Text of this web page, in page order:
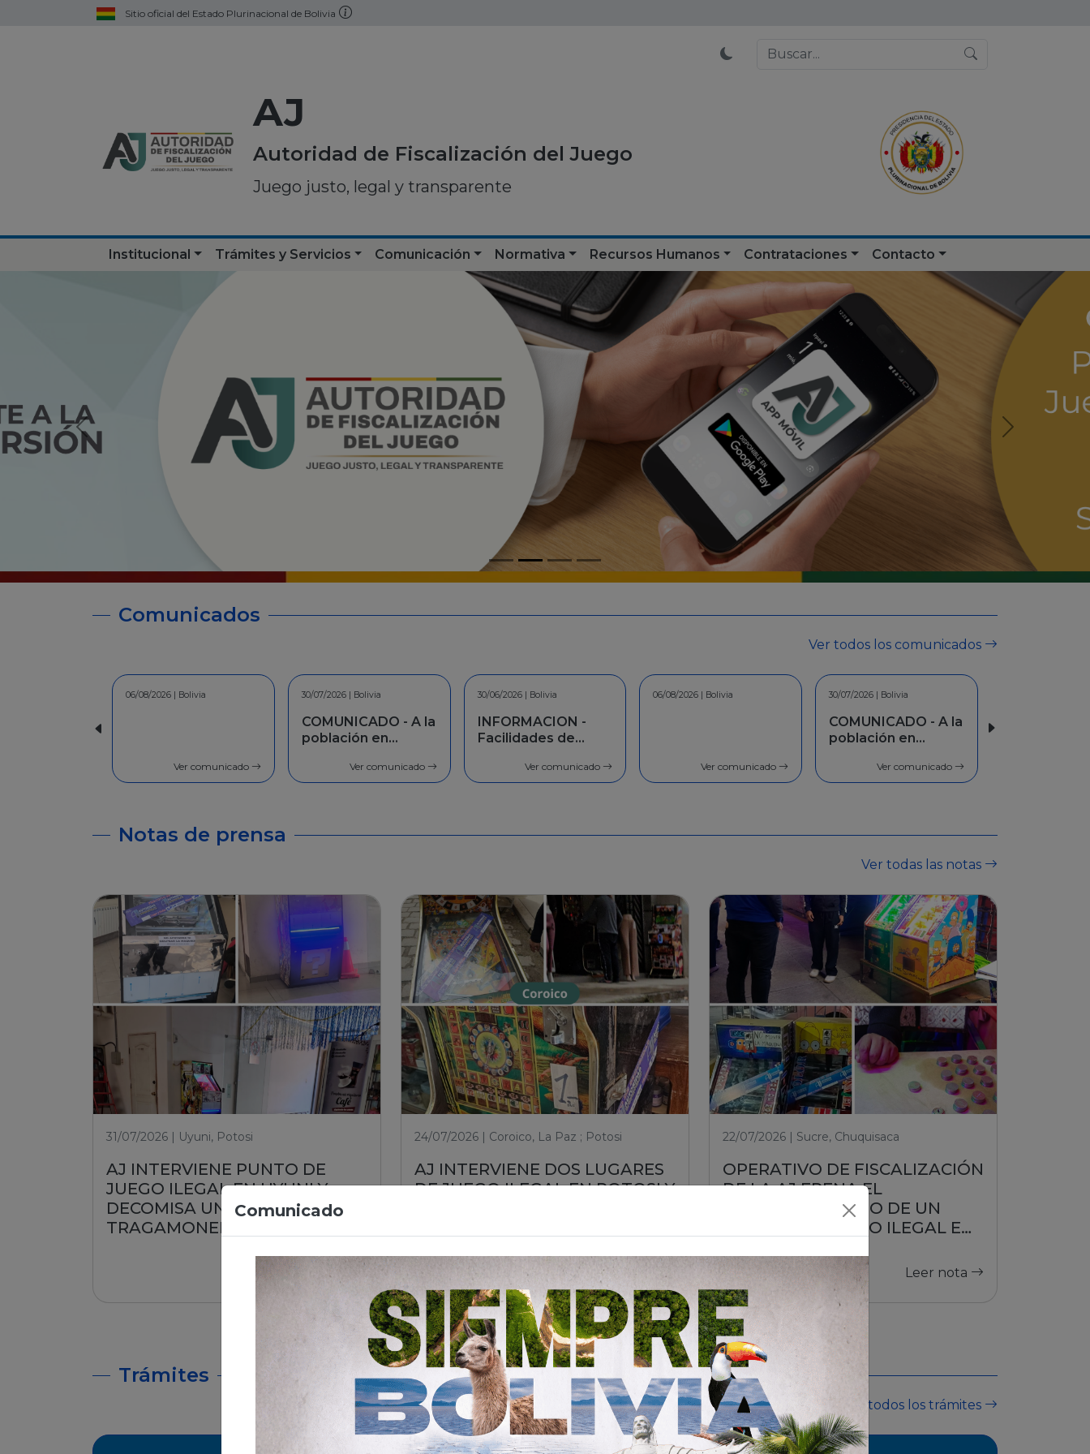
Sitio oficial del Estado Plurinacional de Bolivia
AJ
Autoridad de Fiscalización del Juego
Juego justo, legal y transparente
Institucional Trámites y Servicios Comunicación Normativa Recursos Humanos Contrataciones Contacto
Comunicados
Ver todos los comunicados
30/07/2026 | Bolivia
Ver comunicado
30/06/2026 | Bolivia
INFORMACION -
Facilidades de
Ver comunicado
06/08/2026 | Bolivia
Ver comunicado
30/07/2026 | Bolivia
Ver comunicado
30/06/2026 | Bolivia
INFORMACION -
Facilidades de
Ver comunicado
Comunicado
Notas de prensa
Ver todas las notas
31/07/2026 | Uyuni, Potosi
AJ INTERVIENE PUNTO DE
JUEGO ILEGAL EN UYUNI Y
DECOMISA UNA MÁQUINA
TRAGAMONEDA
Leer nota
24/07/2026 | Coroico, La Paz ; Potosi
AJ INTERVIENE DOS LUGARES
DE JUEGO ILEGAL EN POTOSI Y
Leer nota
22/07/2026 | Sucre, Chuquisaca
OPERATIVO DE FISCALIZACIÓN
DE LA AJ FRENA EL
FUNCIONAMIENTO DE UN
PUESTO DE JUEGO ILEGAL EN
Leer nota
Trámites
Ver todos los trámites